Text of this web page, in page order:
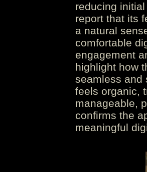
reducing
report that its
a natural
comfortable
engagement
highlight how
seamless and
feels organic,
manageable,
confirms the
meaningful